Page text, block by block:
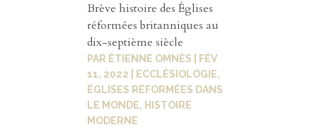
Brève histoire des Églises
réformées britanniques au
dix-septième siècle
PAR ÉTIENNE OMNÈS
FÉV
11, 2022
ECCLÉSIOLOGIE,
ÉGLISES RÉFORMÉES DANS
LE MONDE, HISTOIRE
MODERNE